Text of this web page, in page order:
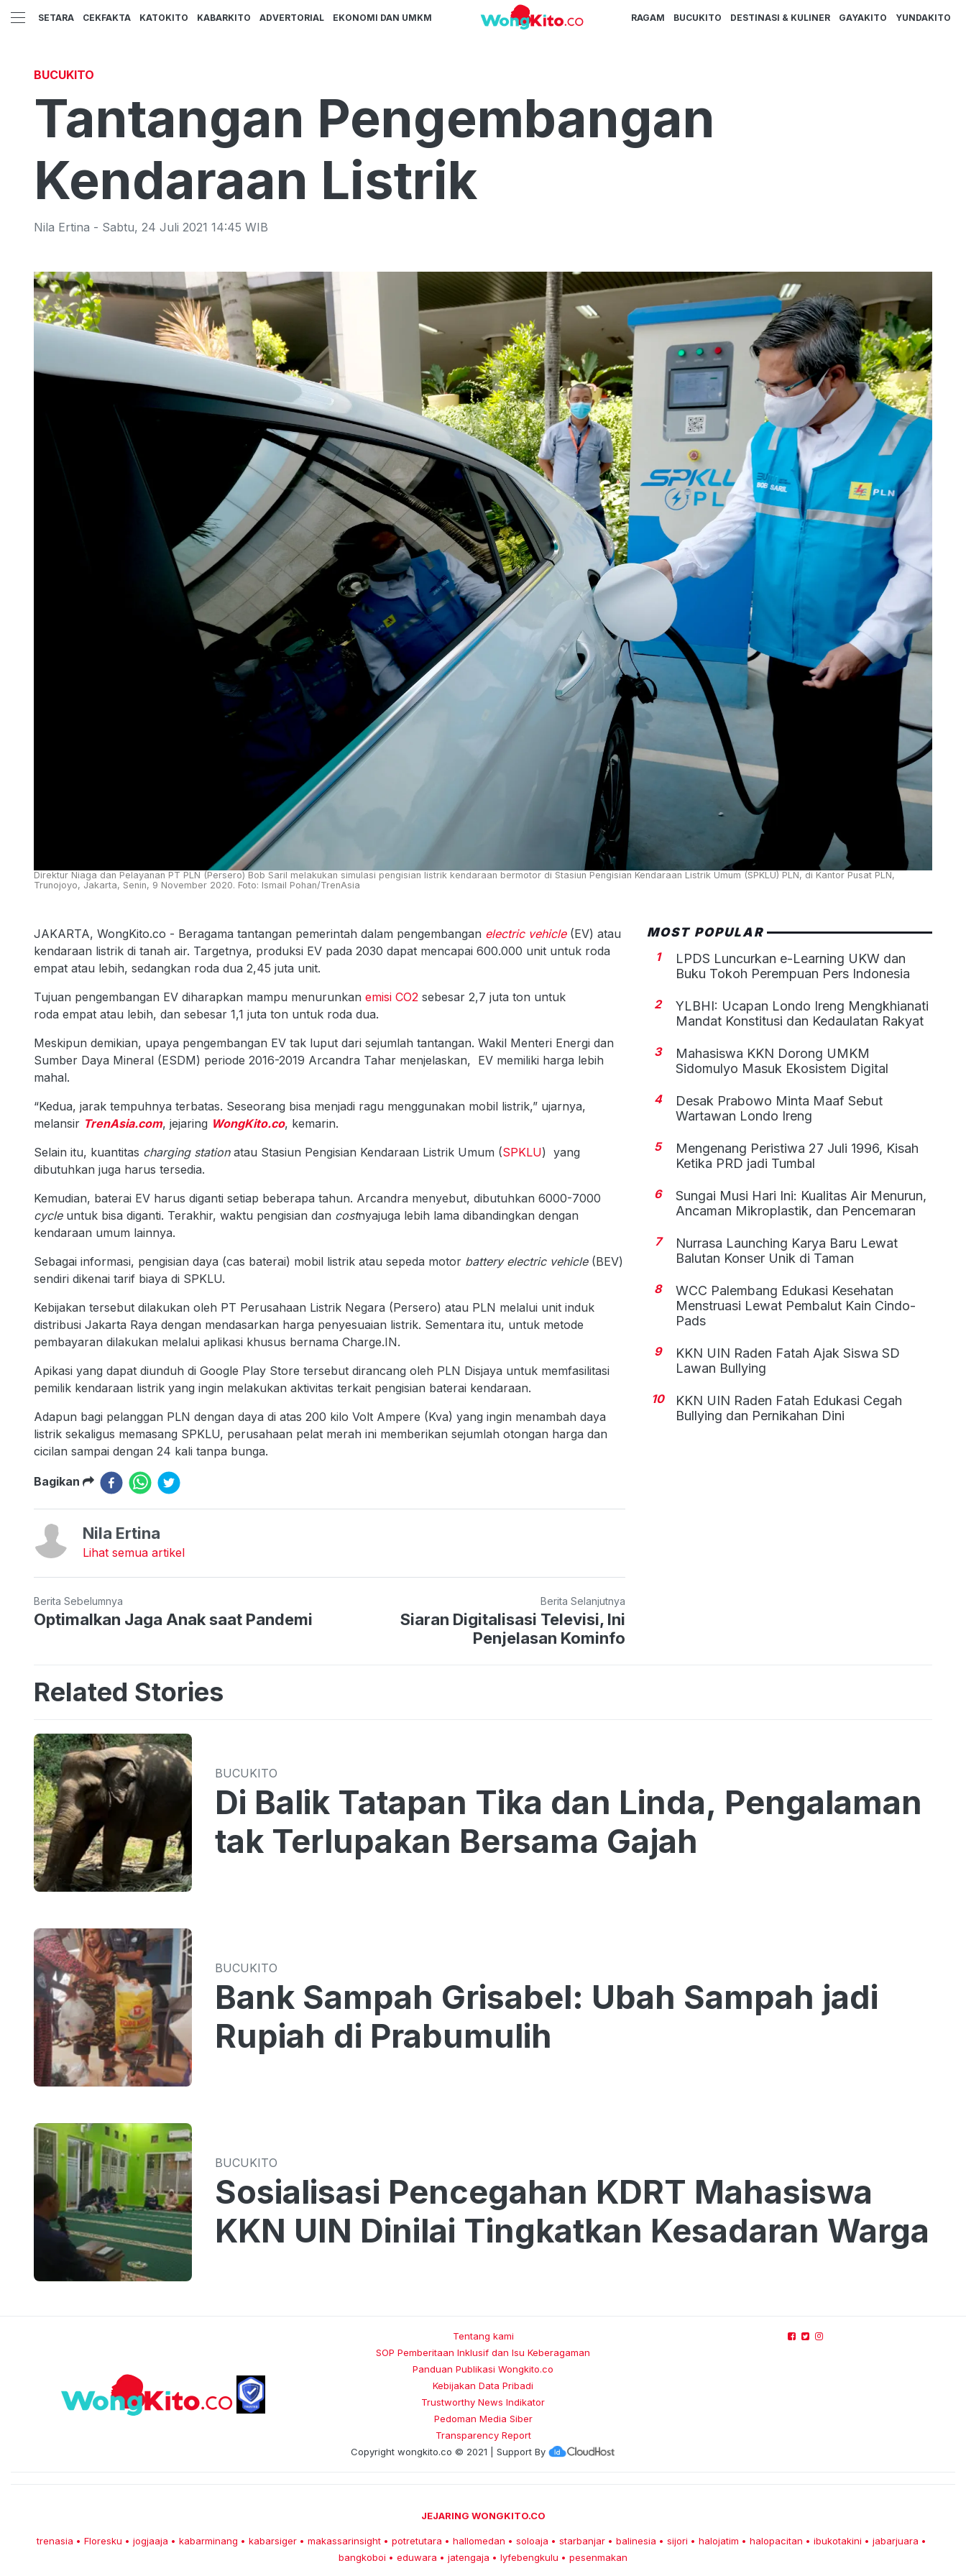
SETARA CEKFAKTA KATOKITO KABARKITO ADVERTORIAL EKONOMI DAN UMKM RAGAM BUCUKITO DESTINASI & KULINER GAYAKITO YUNDAKITO
BUCUKITO
Tantangan Pengembangan
Kendaraan Listrik
Nila Ertina - Sabtu, 24 Juli 2021 14:45 WIB
Direktur Niaga dan Pelayanan PT PLN (Persero) Bob Saril melakukan simulasi pengisian listrik kendaraan bermotor di Stasiun Pengisian Kendaraan Listrik Umum (SPKLU) PLN, di Kantor Pusat PLN,
Trunojoyo, Jakarta, Senin, 9 November 2020. Foto: Ismail Pohan/TrenAsia
JAKARTA, WongKito.co - Beragama tantangan pemerintah dalam pengembangan electric vehicle (EV) atau
kendaraan listrik di tanah air. Targetnya, produksi EV pada 2030 dapat mencapai 600.000 unit untuk roda
empat atau lebih, sedangkan roda dua 2,45 juta unit.
Tujuan pengembangan EV diharapkan mampu menurunkan emisi CO2 sebesar 2,7 juta ton untuk
roda empat atau lebih, dan sebesar 1,1 juta ton untuk roda dua.
Meskipun demikian, upaya pengembangan EV tak luput dari sejumlah tantangan. Wakil Menteri Energi dan
Sumber Daya Mineral (ESDM) periode 2016-2019 Arcandra Tahar menjelaskan, EV memiliki harga lebih
mahal.
“Kedua, jarak tempuhnya terbatas. Seseorang bisa menjadi ragu menggunakan mobil listrik,” ujarnya,
melansir TrenAsia.com, jejaring WongKito.co, kemarin.
Selain itu, kuantitas charging station atau Stasiun Pengisian Kendaraan Listrik Umum (SPKLU) yang
dibutuhkan juga harus tersedia.
Kemudian, baterai EV harus diganti setiap beberapa tahun. Arcandra menyebut, dibutuhkan 6000-7000
cycle untuk bisa diganti. Terakhir, waktu pengisian dan costnyajuga lebih lama dibandingkan dengan
kendaraan umum lainnya.
Sebagai informasi, pengisian daya (cas baterai) mobil listrik atau sepeda motor battery electric vehicle(BEV)
sendiri dikenai tarif biaya di SPKLU.
Kebijakan tersebut dilakukan oleh PT Perusahaan Listrik Negara (Persero) atau PLN melalui unit induk
distribusi Jakarta Raya dengan mendasarkan harga penyesuaian listrik. Sementara itu, untuk metode
pembayaran dilakukan melalui aplikasi khusus bernama Charge.IN.
Apikasi yang dapat diunduh di Google Play Store tersebut dirancang oleh PLN Disjaya untuk memfasilitasi
pemilik kendaraan listrik yang ingin melakukan aktivitas terkait pengisian baterai kendaraan.
Adapun bagi pelanggan PLN dengan daya di atas 200 kilo Volt Ampere (Kva) yang ingin menambah daya
listrik sekaligus memasang SPKLU, perusahaan pelat merah ini memberikan sejumlah otongan harga dan
cicilan sampai dengan 24 kali tanpa bunga.
Bagikan
Nila Ertina
Lihat semua artikel
Berita Sebelumnya
Optimalkan Jaga Anak saat Pandemi
Berita Selanjutnya
Siaran Digitalisasi Televisi, Ini
Penjelasan Kominfo
MOST POPULAR
1
LPDS Luncurkan e-Learning UKW dan
Buku Tokoh Perempuan Pers Indonesia
2
YLBHI: Ucapan Londo Ireng Mengkhianati
Mandat Konstitusi dan Kedaulatan Rakyat
3
Mahasiswa KKN Dorong UMKM
Sidomulyo Masuk Ekosistem Digital
4
Desak Prabowo Minta Maaf Sebut
Wartawan Londo Ireng
5
Mengenang Peristiwa 27 Juli 1996, Kisah
Ketika PRD jadi Tumbal
6
Sungai Musi Hari Ini: Kualitas Air Menurun,
Ancaman Mikroplastik, dan Pencemaran
7
Nurrasa Launching Karya Baru Lewat
Balutan Konser Unik di Taman
8
WCC Palembang Edukasi Kesehatan
Menstruasi Lewat Pembalut Kain Cindo-
Pads
9
KKN UIN Raden Fatah Ajak Siswa SD
Lawan Bullying
10
KKN UIN Raden Fatah Edukasi Cegah
Bullying dan Pernikahan Dini
Related Stories
BUCUKITO
Di Balik Tatapan Tika dan Linda, Pengalaman
tak Terlupakan Bersama Gajah
BUCUKITO
Bank Sampah Grisabel: Ubah Sampah jadi
Rupiah di Prabumulih
BUCUKITO
Sosialisasi Pencegahan KDRT Mahasiswa
KKN UIN Dinilai Tingkatkan Kesadaran Warga
Tentang kami
SOP Pemberitaan Inklusif dan Isu Keberagaman
Panduan Publikasi Wongkito.co
Kebijakan Data Pribadi
Trustworthy News Indikator
Pedoman Media Siber
Transparency Report
Copyright wongkito.co © 2021 | Support By
JEJARING WONGKITO.CO
trenasia • Floresku • jogjaaja • kabarminang • kabarsiger • makassarinsight • potretutara • hallomedan • soloaja • starbanjar • balinesia • sijori • halojatim • halopacitan • ibukotakini • jabarjuara •
bangkoboi • eduwara • jatengaja • lyfebengkulu • pesenmakan